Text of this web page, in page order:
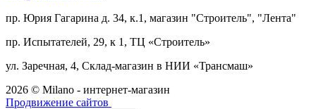
пр. Юрия Гагарина д. 34, к.1, магазин "Строитель", "Лента"
пр. Испытателей, 29, к 1, ТЦ «Строитель»
ул. Заречная, 4, Склад-магазин в НИИ «Трансмаш»
2026 © Milano - интернет-магазин
Продвижение сайтов